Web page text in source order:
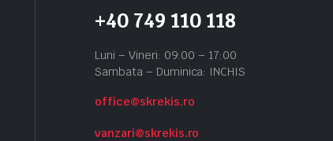
+40 749 110 118
Luni – Vineri: 09:00 – 17:00
Sambata – Duminica: INCHIS
office@skrekis.ro
vanzari@skrekis.ro